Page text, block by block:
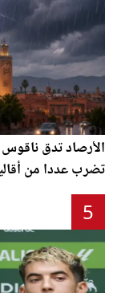
الأرصاد تدق
تضرب عددا من
5